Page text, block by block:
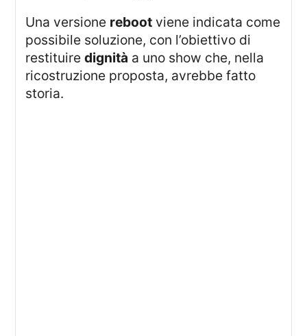
Una versione reboot viene indicata come
possibile soluzione, con l’obiettivo di
restituiredignità a uno show che, nella
ricostruzione proposta, avrebbe fatto
storia.